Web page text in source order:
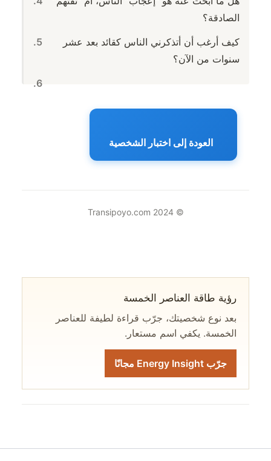
الصادقة؟
كيف أرغب أن أتذكرني الناس كقائد بعد عشر
سنوات من الآن؟
العودة إلى اختبار الشخصية
© 2024 Transipoyo.com
رؤية طاقة العناصر الخمسة
بعد نوع شخصيتك، جرّب قراءة لطيفة للعناصر
الخمسة. يكفي اسم مستعار.
جرّب Energy Insight مجانًا